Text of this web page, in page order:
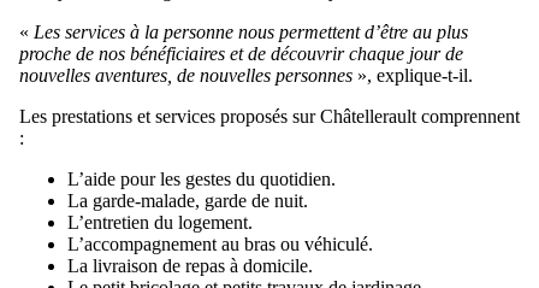
« Les services à la personne nous permettent d’être au plus
proche de nos bénéficiaires et de découvrir chaque jour de
nouvelles aventures, de nouvelles personnes », explique-t-il.
Les prestations et services proposés sur Châtellerault comprennent
:
L’aide pour les gestes du quotidien.
La garde-malade, garde de nuit.
L’entretien du logement.
L’accompagnement au bras ou véhiculé.
La livraison de repas à domicile.